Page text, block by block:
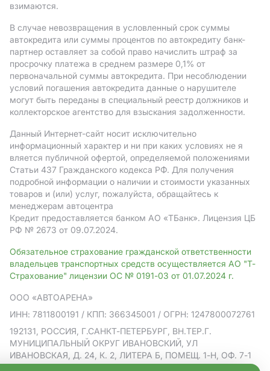
взимаются.
В случае невозвращения в условленный срок суммы
автокредита или суммы процентов по автокредиту банк-
партнер оставляет за собой право начислить штраф за
просрочку платежа в среднем размере 0,1% от
первоначальной суммы автокредита. При несоблюдении
условий погашения автокредита данные о нарушителе
могут быть переданы в специальный реестр должников и
коллекторское агентство для взыскания задолженности.
Данный Интернет-сайт носит исключительно
информационный характер и ни при каких условиях не я
вляется публичной офертой, определяемой положениями
Статьи 437 Гражданского кодекса РФ. Для получения
подробной информации о наличии и стоимости указанных
товаров и (или) услуг, пожалуйста, обращайтесь к
менеджерам автоцентра
Кредит предоставляется банком АO «ТБанк». Лицензия ЦБ
РФ № 2673 от 09.07.2024.
Обязательное страхование гражданской ответственности
владельцев транспортных средств осуществляется АО "Т-
Страхование" лицензии ОС № 0191-03 от 01.07.2024 г.
ООО «АВТОАРЕНА»
ИНН: 7811800191 / КПП: 366345001 / ОГРН: 1247800072761
192131, РОССИЯ, Г.САНКТ-ПЕТЕРБУРГ, ВН.ТЕР.Г.
МУНИЦИПАЛЬНЫЙ ОКРУГ ИВАНОВСКИЙ, УЛ
ИВАНОВСКАЯ, Д. 24, К. 2, ЛИТЕРА Б, ПОМЕЩ. 1-Н, ОФ. 7-1